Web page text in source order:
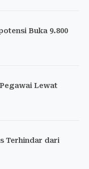
Buka 9.800
Lewat
Terhindar dari